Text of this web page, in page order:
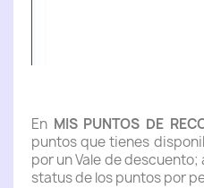
En MIS PUNTOS DE
puntos que tienes
por un Vale de
status de los puntos por